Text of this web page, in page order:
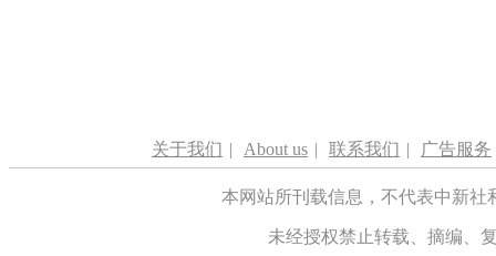
关于我们 | About us | 联系我们 | 广告服务
本网站所刊载信息，不代表中新
未经授权禁止转载、摘编、